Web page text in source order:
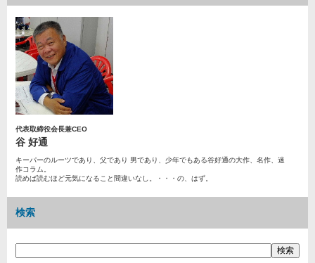
代表取締役会長兼CEO
谷 好通
キーパーのルーツであり、父であり 男であり、少年でもある谷好通の大作、名作、迷
作コラム。
読めば読むほど元気になること間違いなし。・・・の、はず。
検索